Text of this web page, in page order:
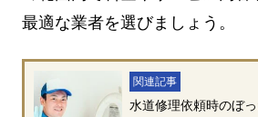
最適な業者を選びましょう。
関連記事
水道修理依頼時のぼ